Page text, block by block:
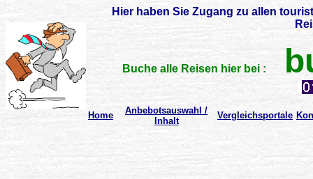
Hier haben Sie Zugang zu allen
Buche alle Reisen hier bei :
Home
Anbebotsauswahl /
Inhalt
Vergleichsportale